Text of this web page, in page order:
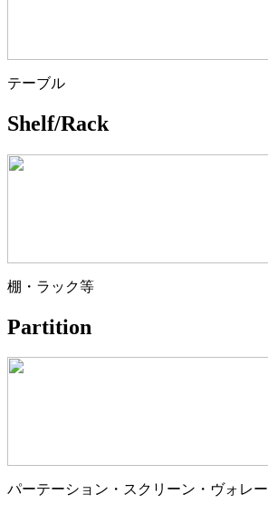
テーブル
Shelf/Rack
棚・ラック等
Partition
パーテーション・スクリーン・ヴォレー